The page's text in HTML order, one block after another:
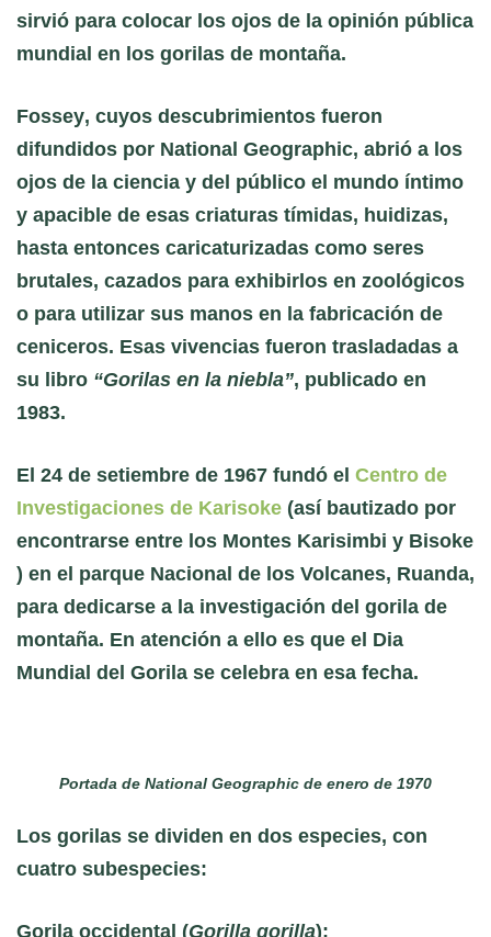
sirvió para colocar los ojos de la opinión pública
mundial en los gorilas de montaña.
Fossey, cuyos descubrimientos fueron
difundidos por National Geographic, abrió a los
ojos de la ciencia y del público el mundo íntimo
y apacible de esas criaturas tímidas, huidizas,
hasta entonces caricaturizadas como seres
brutales, cazados para exhibirlos en zoológicos
o para utilizar sus manos en la fabricación de
ceniceros. Esas vivencias fueron trasladadas a
su libro “Gorilas en la niebla”, publicado en
1983.
El 24 de setiembre de 1967 fundó el Centro de
Investigaciones de Karisoke (así bautizado por
encontrarse entre los Montes Karisimbi y Bisoke
) en el parque Nacional de los Volcanes, Ruanda,
para dedicarse a la investigación del gorila de
montaña. En atención a ello es que el Dia
Mundial del Gorila se celebra en esa fecha.
Portada de National Geographic de enero de 1970
Los gorilas se dividen en dos especies, con
cuatro subespecies:
Gorila occidental (Gorilla gorilla):